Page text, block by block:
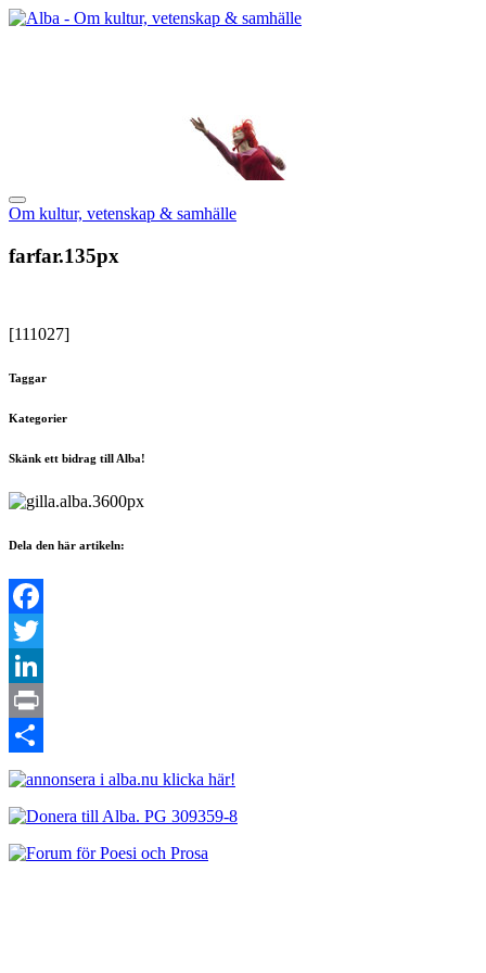
Om kultur, vetenskap & samhälle
farfar.135px
[111027]
Taggar
Kategorier
Skänk ett bidrag till Alba!
Dela den här artikeln:
Facebook
Twitter
LinkedIn
Print
Dela